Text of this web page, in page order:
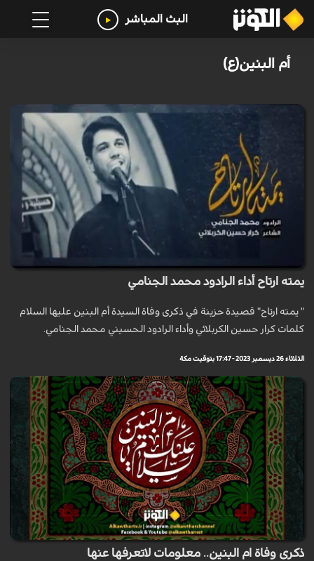
البث المباشر
أم البنين(ع)
يمته ارتاح أداء الرادود محمد الجنامي
" يمته ارتاح" قصيدة حزينة في ذكرى وفاة السيدة أم البنين عليها السلام
كلمات كرار حسين الكربلائي وأداء الرادود الحسيني محمد الجنامي.
الثلاثاء 26 ديسمبر 2023 - 17:47 بتوقيت مكة
ذكرى وفاة ام البنين.. معلومات لاتعرفها عنها